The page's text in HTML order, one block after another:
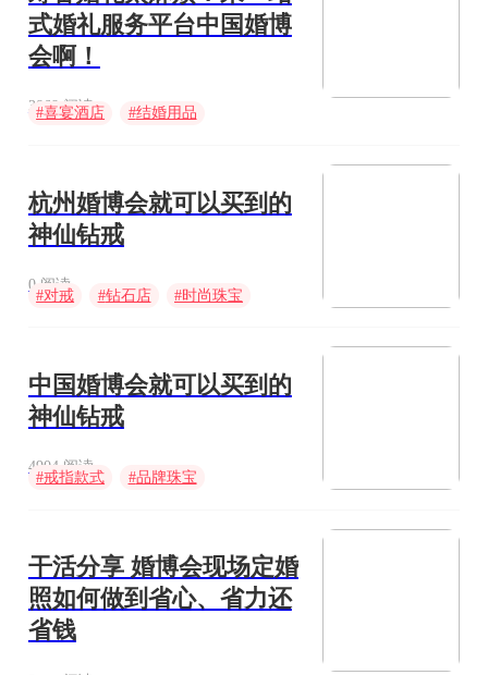
式婚礼服务平台中国婚博
会啊！
3868 阅读
#喜宴酒店 #结婚用品
杭州婚博会就可以买到的
神仙钻戒
0 阅读
#对戒 #钻石店 #时尚珠宝
中国婚博会就可以买到的
神仙钻戒
4904 阅读
#戒指款式 #品牌珠宝
干活分享 婚博会现场定婚
照如何做到省心、省力还
省钱